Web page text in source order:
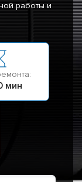
работы и
мин